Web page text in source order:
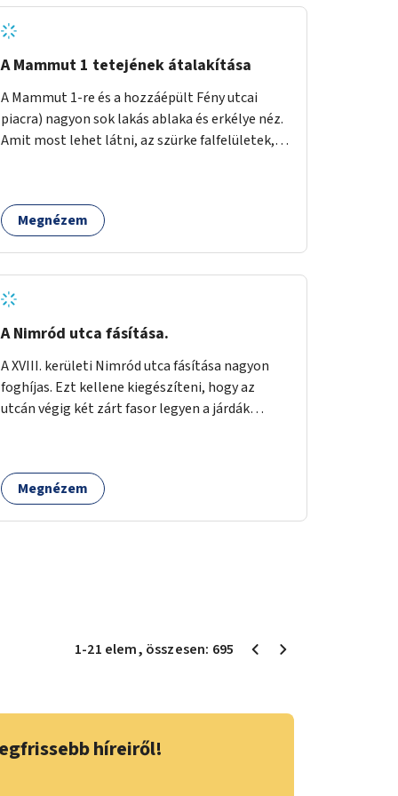
A Mammut 1 tetejének átalakítása
A Mammut 1-re és a hozzáépült Fény utcai
piacra) nagyon sok lakás ablaka és erkélye néz.
Amit most lehet látni, az szürke falfelületek,
Buda legszomogosabb része). 2. A nagy szürke
felületekre festeni egy látképet, amit azok
Megnézem
A Nimród utca fásítása.
A XVIII. kerületi Nimród utca fásítása nagyon
foghíjas. Ezt kellene kiegészíteni, hogy az
utcán végig két zárt fasor legyen a járdák
Megnézem
1-21 elem, összesen: 695
híreiről!